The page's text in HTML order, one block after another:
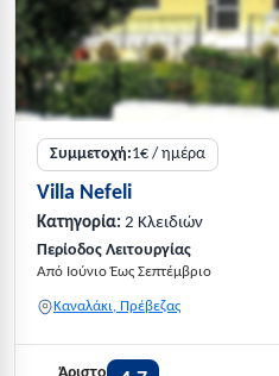
Συμμετοχή:1€ / ημέρα
Villa Nefeli
Κατηγορία: 2 Κλειδιών
Περίοδος Λειτουργίας
Από Ιούνιο Έως Σεπτέμβριο
Καναλάκι, Πρέβεζας